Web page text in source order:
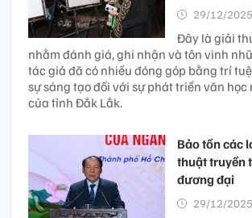
29/12/2025
Đây là giải
nhằm đánh giá, ghi nhận và tôn vinh
tác giả đã có nhiều đóng góp bằng trí
sự sáng tạo đối với sự phát triển văn
của tỉnh Đắk Lắk.
Bảo tồn các
thuật truyền
đương đại
29/12/2025